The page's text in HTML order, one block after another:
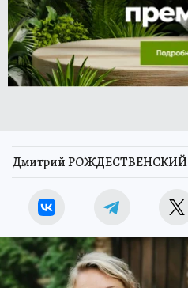
Дмитрий РОЖДЕСТВЕНСКИЙ